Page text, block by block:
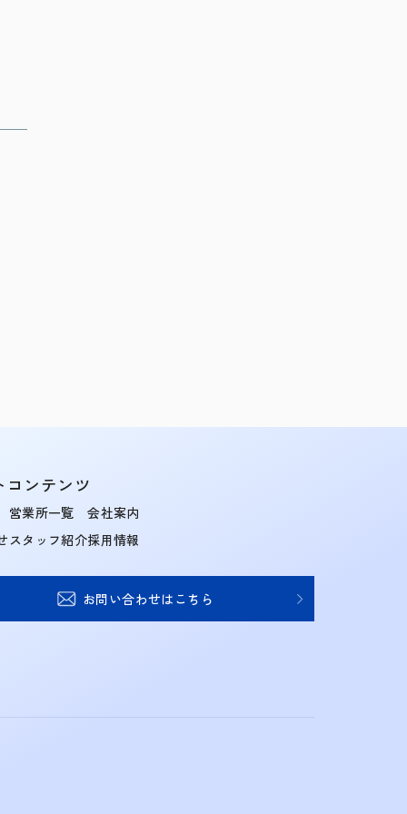
コンテンツ
営業所一覧
スタッフ紹介
会社案内
採用情報
お問い合わせはこちら